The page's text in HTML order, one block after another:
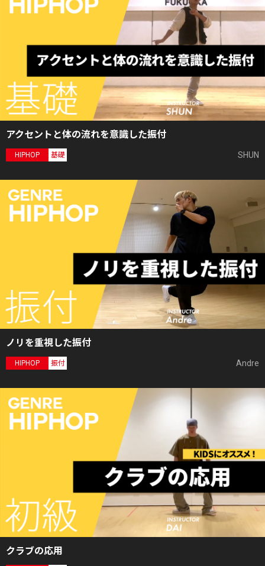
アクセントと体の流れを意識した振付
HIPHOP 基礎 SHUN
ノリを重視した振付
HIPHOP 振付 Andre
クラブの応用